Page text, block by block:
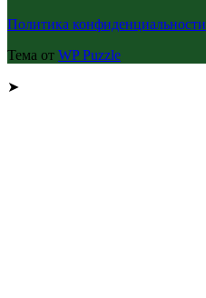
Политика конфиденциальности
Тема от WP Puzzle
➤